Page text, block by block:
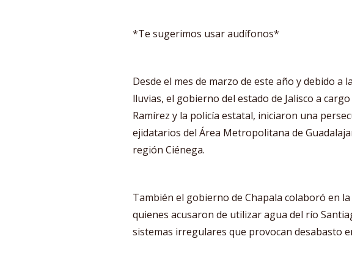
*Te sugerimos usar audífonos*
Desde el mes de marzo de este año y debido a
lluvias, el gobierno del estado de Jalisco a
Ramírez y la policía estatal, iniciaron una
ejidatarios del Área Metropolitana de
región Ciénega.
También el gobierno de Chapala colaboró en
quienes acusaron de utilizar agua del río
sistemas irregulares que provocan desabasto